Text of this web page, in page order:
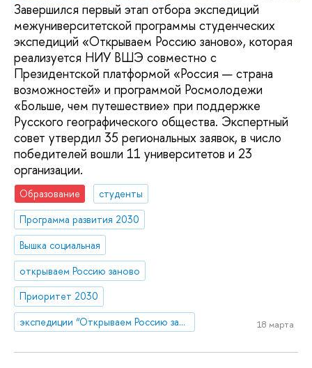
Завершился первый этап отбора экспедиций
межуниверситетской программы студенческих
экспедиций «Открываем Россию заново», которая
реализуется НИУ ВШЭ совместно с
Президентской платформой «Россия — страна
возможностей» и программой Росмолодежи
«Больше, чем путешествие» при поддержке
Русского географического общества. Экспертный
совет утвердил 35 региональных заявок, в число
победителей вошли 11 университетов и 23
организации.
Образование
студенты
Программа развития 2030
Вышка социальная
открываем Россию заново
Приоритет 2030
экспедиции “Открываем Россию заново”
18 марта